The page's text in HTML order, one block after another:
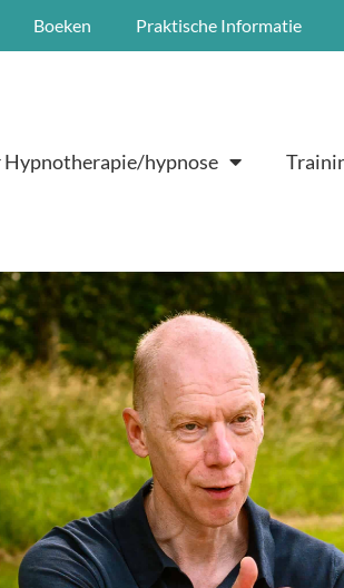
Boeken Praktische Informatie
Hypnotherapie/hypnose